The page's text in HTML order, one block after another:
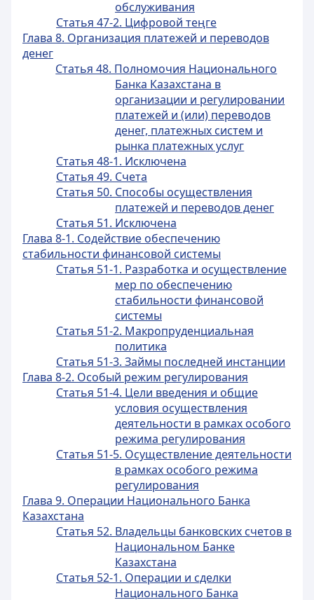
обслуживания
Статья 47-2. Цифровой теңге
Глава 8. Организация платежей и переводов
денег
Статья 48. Полномочия Национального
Банка Казахстана в
организации и регулировании
платежей и (или) переводов
денег, платежных систем и
рынка платежных услуг
Статья 48-1. Исключена
Статья 49. Счета
Статья 50. Способы осуществления
платежей и переводов денег
Статья 51. Исключена
Глава 8-1. Содействие обеспечению
стабильности финансовой системы
Статья 51-1. Разработка и осуществление
мер по обеспечению
стабильности финансовой
системы
Статья 51-2. Макропруденциальная
политика
Статья 51-3. Займы последней инстанции
Глава 8-2. Особый режим регулирования
Статья 51-4. Цели введения и общие
условия осуществления
деятельности в рамках особого
режима регулирования
Статья 51-5. Осуществление деятельности
в рамках особого режима
регулирования
Глава 9. Операции Национального Банка
Казахстана
Статья 52. Владельцы банковских счетов в
Национальном Банке
Казахстана
Статья 52-1. Операции и сделки
Национального Банка